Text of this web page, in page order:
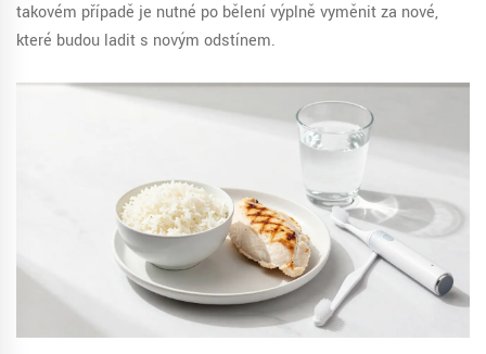
takovém případě je nutné po bělení výplně vyměnit za nové,
které budou ladit s novým odstínem.